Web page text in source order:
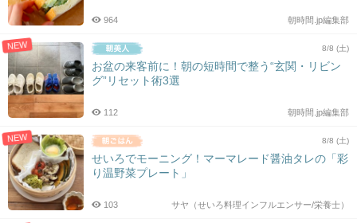
朝時間.jp編集部
964
NEW 8/8 (土)
お盆の来客前に！朝の短時間で整う“玄関・リビン
グ”リセット術3選
朝時間.jp編集部
112
NEW 8/8 (土)
せいろでモーニング！マーマレード醤油タレの「彩
り温野菜プレート」
サヤ（せいろ料理インフルエンサー/栄養士）
103